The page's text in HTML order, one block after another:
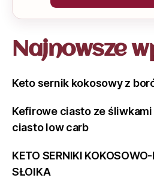
Najnowsze
Keto sernik kokosowy z
Kefirowe ciasto ze
ciasto low carb
KETO SERNIKI
SŁOIKA